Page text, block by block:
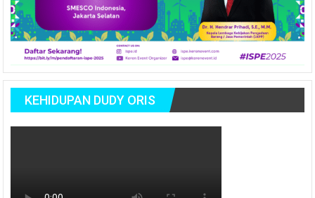
KEHIDUPAN DUDY ORIS